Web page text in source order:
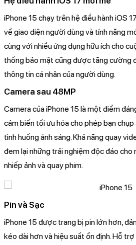
iPhone 15 chạy trên hệ điều hành iOS
về giao diện người dùng và tính năng
cùng với nhiều ứng dụng hữu ích cho
thống bảo mật cũng được tăng cường
thông tin cá nhân của người dùng.
Camera sau 48MP
Camera của iPhone 15 là một điểm
cảm biến tối ưu hóa cho phép bạn
tình huống ánh sáng. Khả năng quay
đem lại những trải nghiệm độc đáo
nhiếp ảnh và quay phim.
Pin và Sạc
iPhone 15 được trang bị pin lớn hơn,
kéo dài hơn và hiệu suất ổn định. Hỗ